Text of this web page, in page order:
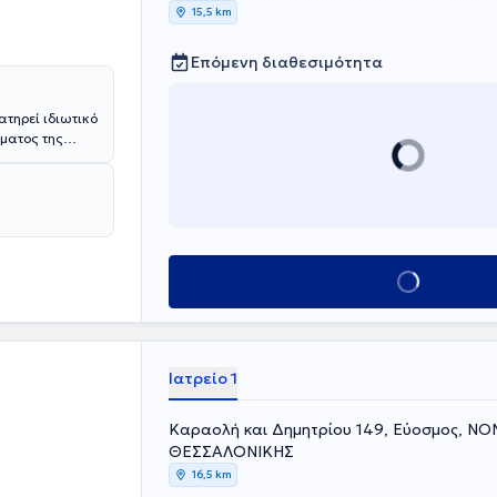
ιδιωτικό
της
σε πληθώρα
15,5 km
Επόμενη διαθεσιμότητα
Κλείσε ραντεβού
Ιατρείο 1
Καραολή και Δημητρίου 149, Εύοσμος,
ΘΕΣΣΑΛΟΝΙΚΗΣ
16,5 km